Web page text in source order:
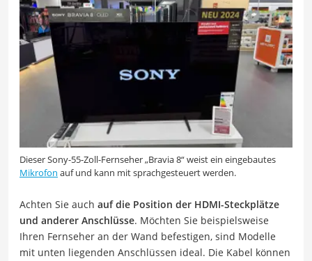
Dieser Sony-55-Zoll-Fernseher „Bravia 8“ weist ein eingebautes
Mikrofon auf und kann mit sprachgesteuert werden.
Achten Sie auch auf die Position der HDMI-Steckplätze
und anderer Anschlüsse. Möchten Sie beispielsweise
Ihren Fernseher an der Wand befestigen, sind Modelle
mit unten liegenden Anschlüssen ideal. Die Kabel können